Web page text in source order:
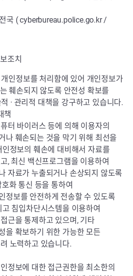
국 (cyberbureau.police.go.kr/
조치
인정보를 처리함에 있어 개인정보가
훼손되지 않도록 안전성 확보를
· 관리적 대책을 강구하고 있습니다.
책
터 바이러스 등에 의해 이용자의
나 훼손되는 것을 막기 위해 최선을
정보의 훼손에 대비해서 자료를
, 최신 백신프로그램을 이용하여
자료가 누출되거나 손상되지 않도록
화 통신 등을 통하여
정보를 안전하게 전송할 수 있도록
침입차단시스템을 이용하여
근을 통제하고 있으며, 기타
을 확보하기 위한 가능한 모든
노력하고 있습니다.
정보에 대한 접근권한을 최소한의